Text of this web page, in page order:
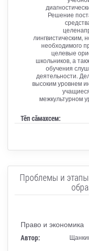
Решение
лингвистическим,
необходимого
целевые
школьников, а
обучения
деятельности.
высоким уровнем
межкультурном
Тӗп сӑмахсем:
Проблемы и
Право и экономика
Автор: